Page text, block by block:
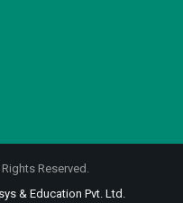
Reserved.
& Education Pvt. Ltd.